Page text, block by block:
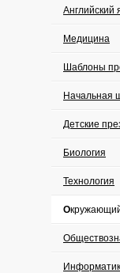
Английский
Медицина
Шаблоны
Начальная
Детские
Биология
Технология